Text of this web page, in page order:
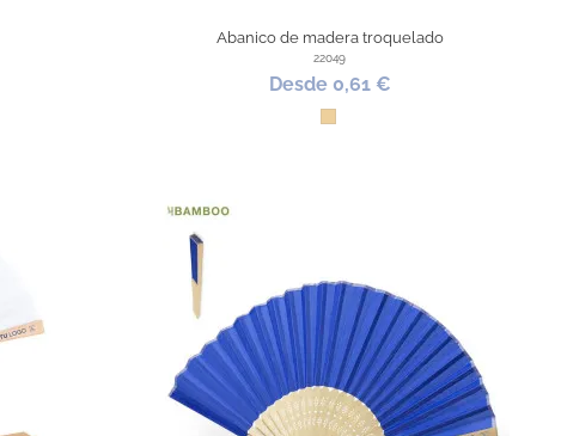
Abanico de madera troquelado
22049
Desde 0,61 €
Madera